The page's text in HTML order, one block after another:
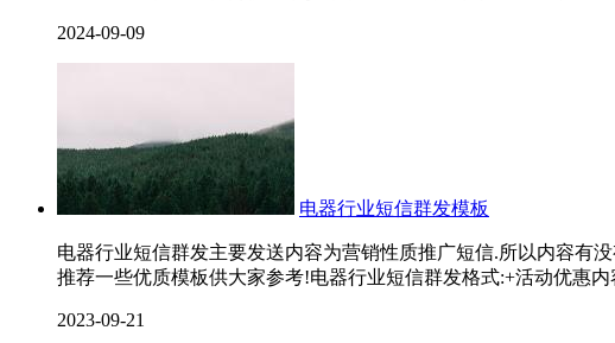
2024-09-09
电器行业短信群发模板
电器行业短信群发主要发送内容为营销性质推广短信.所以内容有
推荐一些优质模板供大家参考!电器行业短信群发格式:+活动优惠
2023-09-21